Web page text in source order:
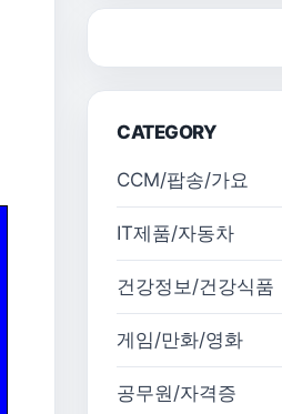
CATEGORY
CCM/팝송/가요
IT제품/자동차
건강정보/건강식품
게임/만화/영화
공무원/자격증